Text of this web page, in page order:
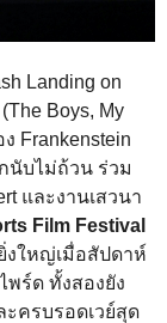
Landing on
Boys, My
Frankenstein
นับไม่ถ้วน ร่วม
และงานเสวนา
Film Festival
งใหญ่เมื่อสัปดาห์
ร์ด ทั้งสองยัง
ะครบรอดเวย์สุด